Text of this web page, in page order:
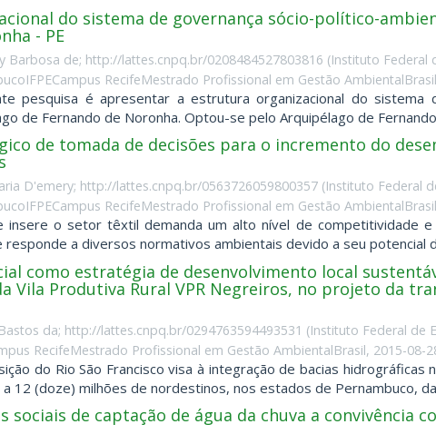
do sistema de governança sócio-político-
- PE
Barbosa de; http://lattes.cnpq.br/0208484527803816 (Instituto Federal
RecifeMestrado Profissional em Gestão AmbientalBrasil
pesquisa é apresentar a estrutura organizacional do sistema
de Fernando de Noronha. Optou-se pelo Arquipélago de
de tomada de decisões para o incremento do
D'emery; http://lattes.cnpq.br/0563726059800357 (Instituto Federal
RecifeMestrado Profissional em Gestão AmbientalBrasil
insere o setor têxtil demanda um alto nível de competitividade e
a diversos normativos ambientais devido a seu potencial
como estratégia de desenvolvimento local
Vila Produtiva Rural VPR Negreiros, no projeto da
da; http://lattes.cnpq.br/0294763594493531 (Instituto Federal de
RecifeMestrado Profissional em Gestão AmbientalBrasil, 2015-08-
do Rio São Francisco visa à integração de bacias
12 (doze) milhões de nordestinos, nos estados de Pernambuco, da
sociais de captação de água da chuva a convivência